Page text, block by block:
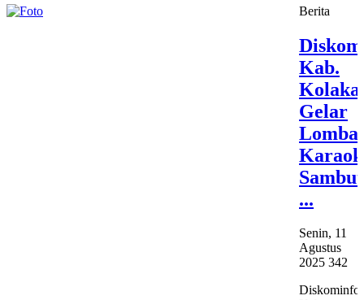
Berita
Kab.
Kolaka
Gelar
Lomba
Sambut
...
Senin, 11
Agustus
2025 342
Diskominfo